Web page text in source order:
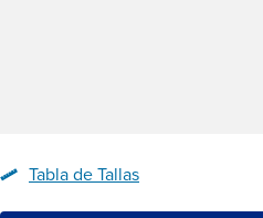
Tabla de Tallas